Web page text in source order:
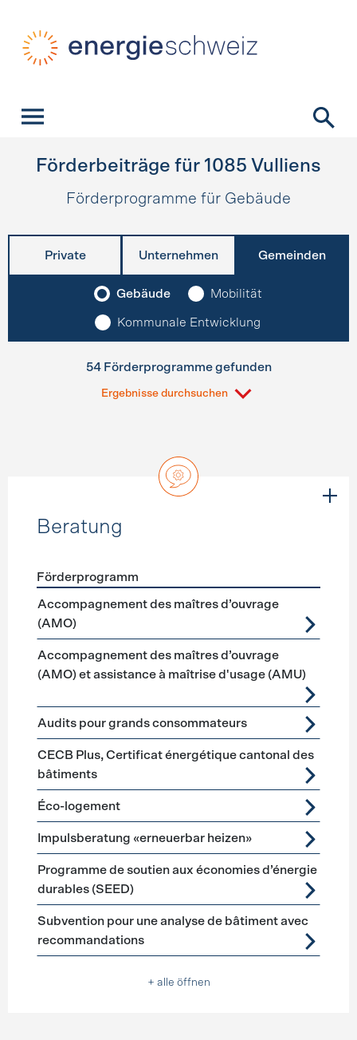
Förderbeiträge für 1085 Vulliens
Förderprogramme für Gebäude
Private Unternehmen Gemeinden
Gebäude Mobilität
Kommunale Entwicklung
54 Förderprogramme gefunden
Ergebnisse durchsuchen
Beratung
Förderprogramme Beratung
Förderprogramm
Accompagnement des maîtres d’ouvrage
(AMO)
Accompagnement des maîtres d’ouvrage
(AMO) et assistance à maîtrise d'usage (AMU)
Audits pour grands consommateurs
CECB Plus, Certificat énergétique cantonal des
bâtiments
Éco-logement
Impulsberatung «erneuerbar heizen»
Programme de soutien aux économies d’énergie
durables (SEED)
Subvention pour une analyse de bâtiment avec
recommandations
+ alle öffnen